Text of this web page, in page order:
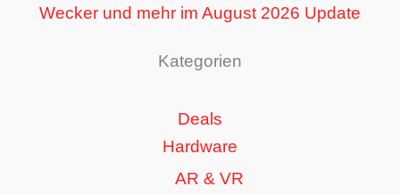
Wecker und mehr im August 2026 Update
Kategorien
Deals
Hardware
AR & VR